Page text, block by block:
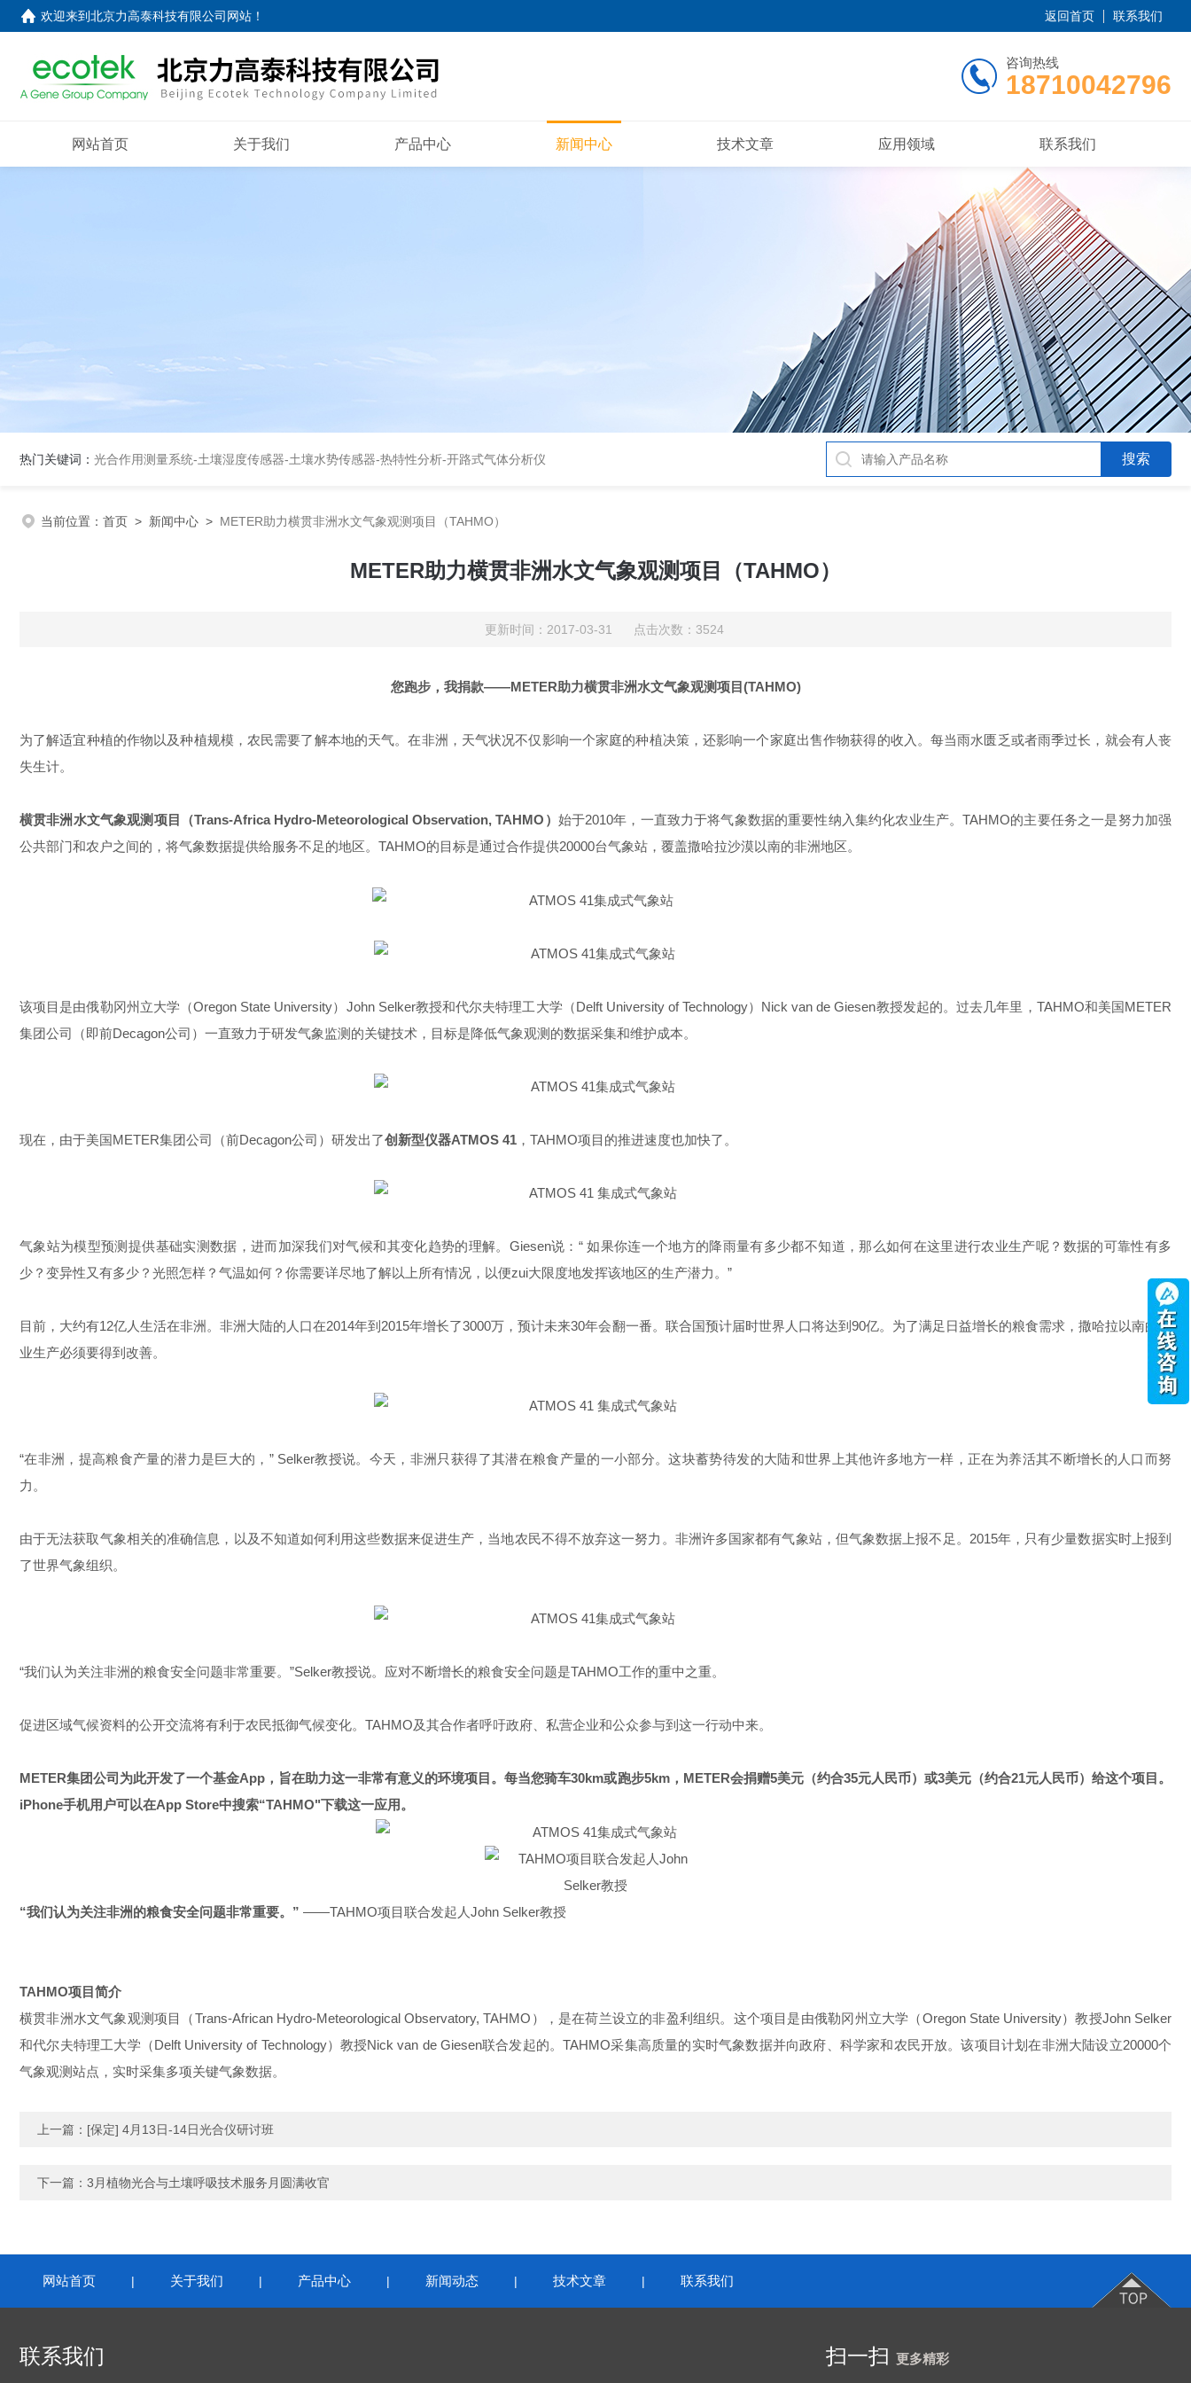
欢迎来到北京力高泰科技有限公司网站 ！ 返回首页 联系我们
咨询热线
18710042796
网站首页 关于我们 产品中心 新闻中心 技术文章 应用领域 联系我们
热门关键词： 光合作用测量系统-土壤湿度传感器-土壤水势传感器-热特性分析-开路式气体分析仪
当前位置： 首页 > 新闻中心 > METER助力横贯非洲水文气象观测项目（TAHMO）
METER助力横贯非洲水文气象观测项目（TAHMO）
更新时间：2017-03-31 点击次数：3524
您跑步，我捐款——METER助力横贯非洲水文气象观测项目(TAHMO)
为了解适宜种植的作物以及种植规模，农民需要了解本地的天气。在非洲，天气状况不仅影响一个家庭的种植决策，还影响一个家庭出售作物获得的收入。每当雨水匮乏或者雨季过长，就会有人丧
失生计。
横贯非洲水文气象观测项目（Trans-Africa Hydro-Meteorological Observation, TAHMO） 始于2010年，一直致力于将气象数据的重要性纳入集约化农业生产。TAHMO的主要任务之一是努力加强
公共部门和农户之间的，将气象数据提供给服务不足的地区。TAHMO的目标是通过合作提供20000台气象站，覆盖撒哈拉沙漠以南的非洲地区。
该项目是由俄勒冈州立大学（Oregon State University）John Selker教授和代尔夫特理工大学（Delft University of Technology）Nick van de Giesen教授发起的。过去几年里，TAHMO和美国METER
集团公司（即前Decagon公司）一直致力于研发气象监测的关键技术，目标是降低气象观测的数据采集和维护成本。
现在，由于美国METER集团公司（前Decagon公司）研发出了创新型仪器ATMOS 41 ，TAHMO项目的推进速度也加快了。
气象站为模型预测提供基础实测数据，进而加深我们对气候和其变化趋势的理解。Giesen说：“ 如果你连一个地方的降雨量有多少都不知道，那么如何在这里进行农业生产呢？数据的可靠性有多
少？变异性又有多少？光照怎样？气温如何？你需要详尽地了解以上所有情况，以便zui大限度地发挥该地区的生产潜力。”
目前，大约有12亿人生活在非洲。非洲大陆的人口在2014年到2015年增长了3000万，预计未来30年会翻一番。联合国预计届时世界人口将达到90亿。为了满足日益增长的粮食需求，撒哈拉以南的农
业生产必须要得到改善。
“在非洲，提高粮食产量的潜力是巨大的，” Selker教授说。今天，非洲只获得了其潜在粮食产量的一小部分。这块蓄势待发的大陆和世界上其他许多地方一样，正在为养活其不断增长的人口而努
力。
由于无法获取气象相关的准确信息，以及不知道如何利用这些数据来促进生产，当地农民不得不放弃这一努力。非洲许多国家都有气象站，但气象数据上报不足。2015年，只有少量数据实时上报到
了世界气象组织。
“我们认为关注非洲的粮食安全问题非常重要。”Selker教授说。应对不断增长的粮食安全问题是TAHMO工作的重中之重。
促进区域气候资料的公开交流将有利于农民抵御气候变化。TAHMO及其合作者呼吁政府、私营企业和公众参与到这一行动中来。
METER集团公司为此开发了一个基金App，旨在助力这一非常有意义的环境项目。每当您骑车30km或跑步5km，METER会捐赠5美元（约合35元人民币）或3美元（约合21元人民币）给这个项目。
iPhone手机用户可以在App Store中搜索“TAHMO"下载这一应用。
“我们认为关注非洲的粮食安全问题非常重要。” ——TAHMO项目联合发起人John Selker教授
TAHMO项目简介
横贯非洲水文气象观测项目（Trans-African Hydro-Meteorological Observatory, TAHMO），是在荷兰设立的非盈利组织。这个项目是由俄勒冈州立大学（Oregon State University）教授John Selker
和代尔夫特理工大学（Delft University of Technology）教授Nick van de Giesen联合发起的。TAHMO采集高质量的实时气象数据并向政府、科学家和农民开放。该项目计划在非洲大陆设立20000个
气象观测站点，实时采集多项关键气象数据。
上一篇： [保定] 4月13日-14日光合仪研讨班
下一篇： 3月植物光合与土壤呼吸技术服务月圆满收官
网站首页 | 关于我们 | 产品中心 | 新闻动态 | 技术文章 | 联系我们
联系我们 扫一扫 更多精彩